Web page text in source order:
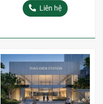
Liên hệ